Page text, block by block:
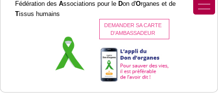
Fédération des Associations pour le Don d'Organes et de
Tissus humains
DEMANDER SA CARTE
D'AMBASSADEUR